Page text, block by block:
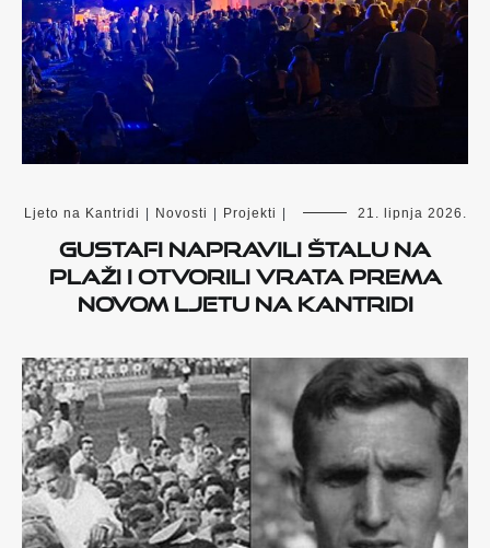
Ljeto na Kantridi Novosti Projekti 21. lipnja 2026.
Gustafi napravili štalu na
plaži i otvorili vrata prema
novom Ljetu na Kantridi